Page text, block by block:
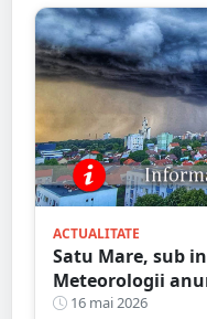
ACTUALITATE
Satu Mare, sub
Meteorologii
de vânt și ploi în
16 mai 2026